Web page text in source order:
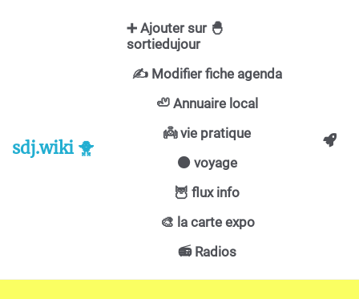
Aller au contenu principal
sdj.wiki 🐥
➕ Ajouter sur 🐣
sortiedujour
✍️ Modifier fiche agenda
🦥 Annuaire local
👼 vie pratique
🟠 voyage
🦉 flux info
🎨 la carte expo
📻 Radios